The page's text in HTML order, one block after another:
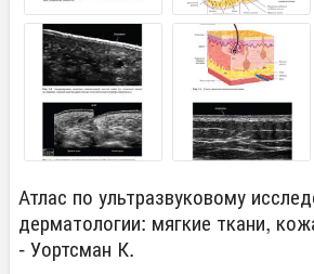
Атлас по ультразвуковому
дерматологии: мягкие ткани,
- Уортсман К.